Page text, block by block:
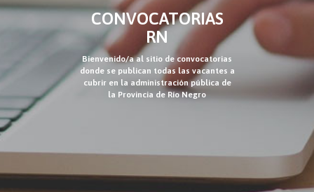
CONVOCATORIAS
RN
Bienvenido/a al sitio de convocatorias
donde se publican todas las vacantes a
cubrir en la administración pública de
la Provincia de Río Negro